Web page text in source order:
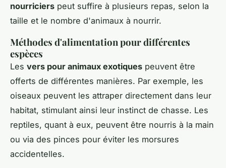
nourriciers peut suffire à plusieurs repas, selon la
taille et le nombre d'animaux à nourrir.
Méthodes d'alimentation pour différentes
espèces
Les vers pour animaux exotiques peuvent être
offerts de différentes manières. Par exemple, les
oiseaux peuvent les attraper directement dans leur
habitat, stimulant ainsi leur instinct de chasse. Les
reptiles, quant à eux, peuvent être nourris à la main
ou via des pinces pour éviter les morsures
accidentelles.